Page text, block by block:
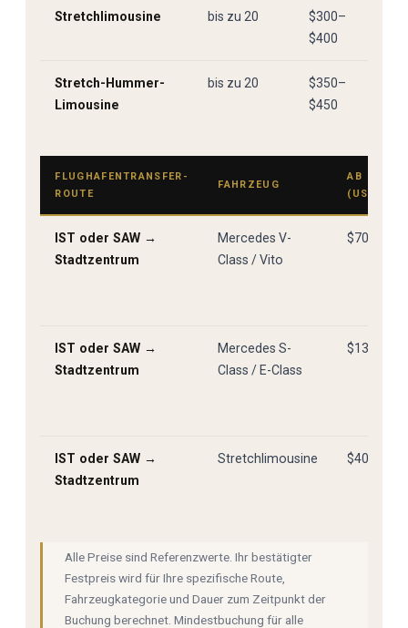
Stretchlimousine bis zu 20
$300–
$400
Stretch-Hummer-
Limousine
bis zu 20
$350–
$450
FLUGHAFENTRANSFER-
ROUTE
FAHRZEUG
AB
(USD)
IST oder SAW →
Stadtzentrum
Mercedes V-
Class / Vito
$70
IST oder SAW →
Stadtzentrum
Mercedes S-
Class / E-Class
$130
IST oder SAW →
Stadtzentrum
Stretchlimousine $400
Alle Preise sind Referenzwerte. Ihr bestätigter
Festpreis wird für Ihre spezifische Route,
Fahrzeugkategorie und Dauer zum Zeitpunkt der
Buchung berechnet. Mindestbuchung für alle